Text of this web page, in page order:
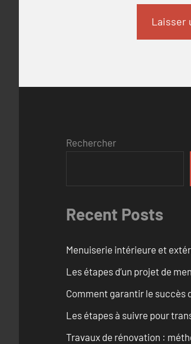
Rechercher
Recent Posts
Menuiserie intérieure et
Les étapes d’un projet de
Comment garantir le succès
Les étapes à suivre pour
Travaux de rénovation :